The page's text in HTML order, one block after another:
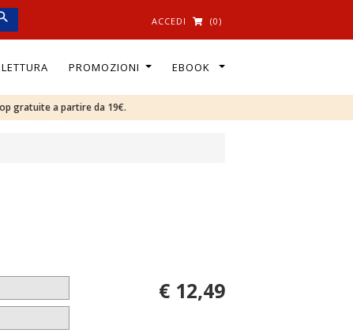
ACCEDI (0)
PROMOZIONI EBOOK
gratuite a partire da 19€.
€ 12,49